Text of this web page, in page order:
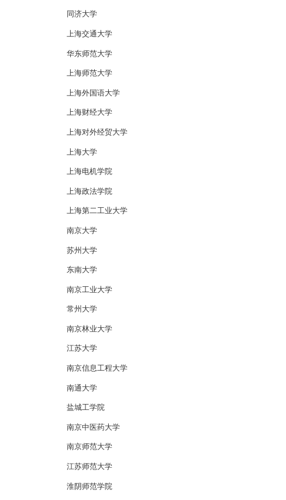
同济大学
上海交通大学
华东师范大学
上海师范大学
上海外国语大学
上海财经大学
上海对外经贸大学
上海大学
上海电机学院
上海政法学院
上海第二工业大学
南京大学
苏州大学
东南大学
南京工业大学
常州大学
南京林业大学
江苏大学
南京信息工程大学
南通大学
盐城工学院
南京中医药大学
南京师范大学
江苏师范大学
淮阴师范学院